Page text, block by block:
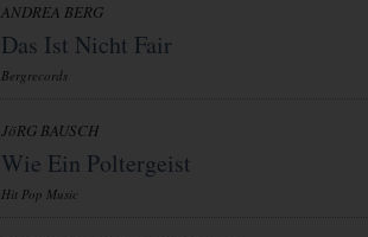
ANDREA BERG
Das Ist Nicht Fair
Bergrecords
JöRG BAUSCH
Wie Ein Poltergeist
Hit Pop Music